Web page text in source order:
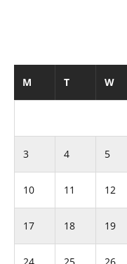
M T W
3 4 5
10 11 12
17 18 19